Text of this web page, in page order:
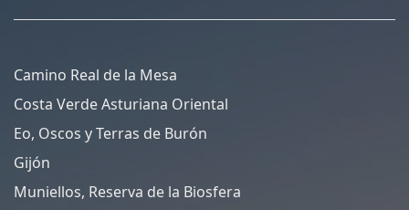
Camino Real de la Mesa
Costa Verde Asturiana Oriental
Eo, Oscos y Terras de Burón
Gijón
Muniellos, Reserva de la Biosfera